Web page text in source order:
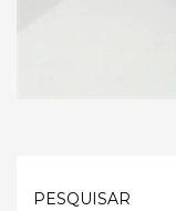
PESQUISAR